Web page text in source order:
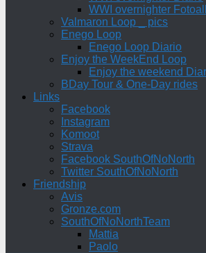
WWI overnighter
Valmaron Loop _ pics
Enego Loop
Enego Loop Diario
Enjoy the WeekEnd Loop
Enjoy the weekend
BDay Tour & One-Day rides
Links
Facebook
Instagram
Komoot
Strava
Facebook SouthOfNoNorth
Twitter SouthOfNoNorth
Friendship
Avis
Gronze.com
SouthOfNoNorthTeam
Mattia
Paolo